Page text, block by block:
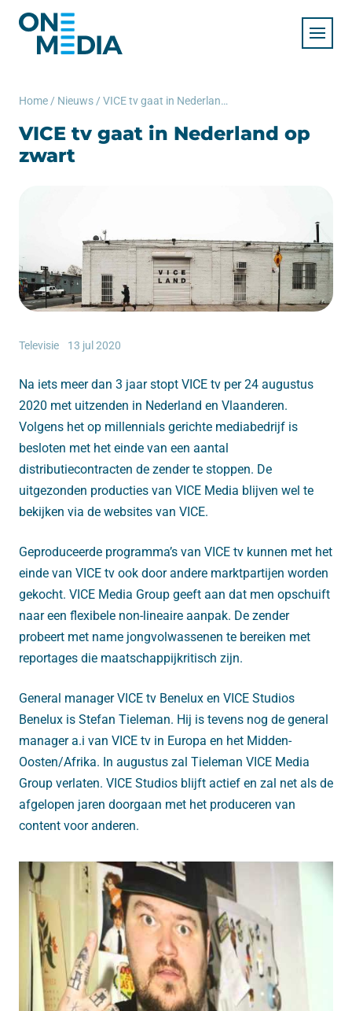
Home / Nieuws / VICE tv gaat in Nederland op zwart
VICE tv gaat in Nederland op
zwart
Televisie 13 jul 2020
Na iets meer dan 3 jaar stopt VICE tv per 24 augustus
2020 met uitzenden in Nederland en Vlaanderen.
Volgens het op millennials gerichte mediabedrijf is
besloten met het einde van een aantal
distributiecontracten de zender te stoppen. De
uitgezonden producties van VICE Media blijven wel te
bekijken via de websites van VICE.
Geproduceerde programma’s van VICE tv kunnen met het
einde van VICE tv ook door andere marktpartijen worden
gekocht. VICE Media Group geeft aan dat men opschuift
naar een flexibele non-lineaire aanpak. De zender
probeert met name jongvolwassenen te bereiken met
reportages die maatschappijkritisch zijn.
General manager VICE tv Benelux en VICE Studios
Benelux is Stefan Tieleman. Hij is tevens nog de general
manager a.i van VICE tv in Europa en het Midden-
Oosten/Afrika. In augustus zal Tieleman VICE Media
Group verlaten. VICE Studios blijft actief en zal net als de
afgelopen jaren doorgaan met het produceren van
content voor anderen.